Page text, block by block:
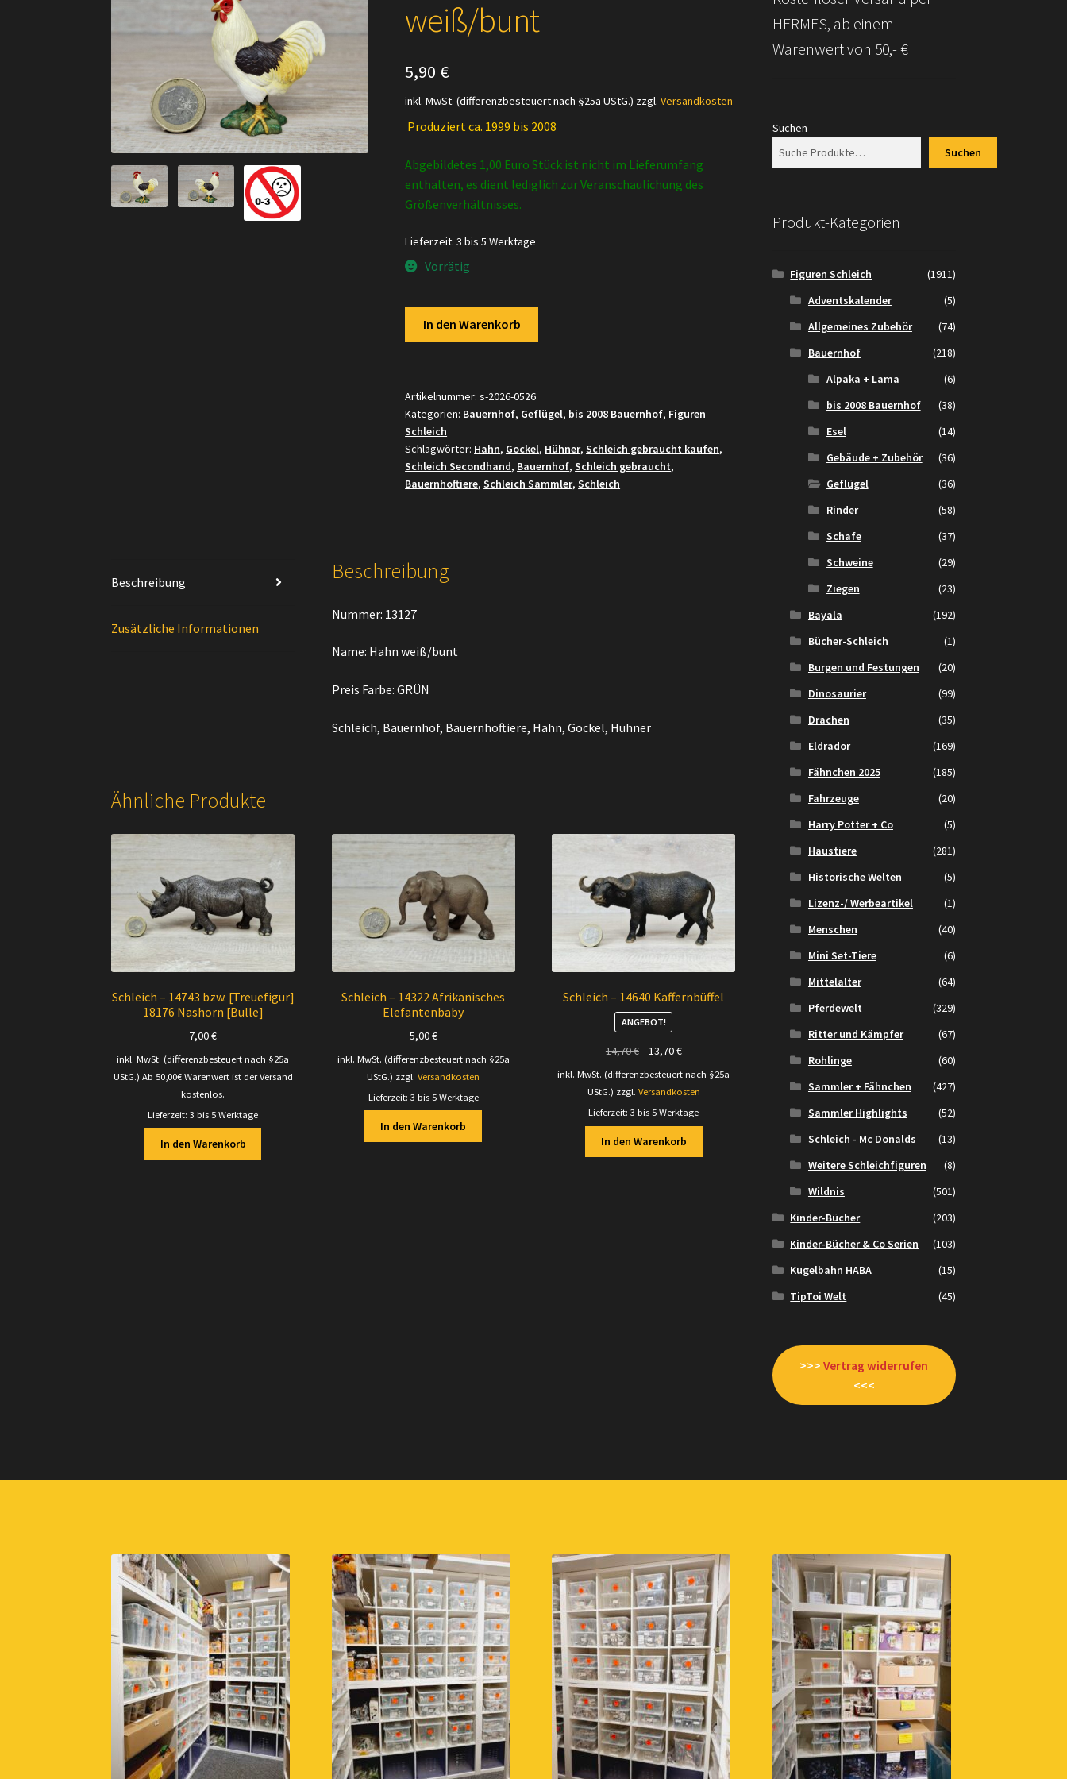
weiß/bunt
5,90 €
inkl. MwSt. (differenzbesteuert nach §25a UStG.) zzgl.Versandkosten
Produziert ca. 1999 bis 2008
Abgebildetes 1,00 Euro Stück ist nicht im Lieferumfang
enthalten, es dient lediglich zur Veranschaulichung des
Größenverhältnisses.
Lieferzeit:3 bis 5 Werktage
Vorrätig
weiß/bunt
Menge
In den Warenkorb
Artikelnummer:s-2026-0526
Kategorien: Bauernhof, Geflügel, bis 2008 Bauernhof, Figuren
Schleich
Schlagwörter: Hahn, Gockel, Hühner,Schleich gebraucht kaufen,
Schleich Secondhand, Bauernhof,Schleich gebraucht,
Bauernhoftiere,Schleich Sammler,Schleich
Beschreibung
Zusätzliche Informationen
Beschreibung
Nummer: 13127
Name: Hahn weiß/bunt
Preis Farbe: GRÜN
Schleich, Bauernhof, Bauernhoftiere, Hahn, Gockel, Hühner
Ähnliche Produkte
Schleich – 14743 bzw. [Treuefigur]
18176 Nashorn [Bulle]
7,00€
inkl. MwSt. (differenzbesteuert nach §25a
UStG.) Ab 50,00€ Warenwert ist der Versand
kostenlos.
Lieferzeit:3 bis 5 Werktage
In den Warenkorb
Schleich – 14322 Afrikanisches
Elefantenbaby
5,00€
inkl. MwSt. (differenzbesteuert nach §25a
UStG.) zzgl.Versandkosten
Lieferzeit: 3 bis 5 Werktage
In den Warenkorb
Schleich – 14640 Kaffernbüffel
ANGEBOT!
14,70€
Ursprünglicher
13,70€Aktueller
inkl. MwSt. (differenzbesteuert nach §25a
UStG.) zzgl. Versandkosten
Lieferzeit:3 bis 5 Werktage
In den Warenkorb
HERMES, ab einem
Warenwert von 50,- €
Suchen
Suchen
Produkt-Kategorien
Figuren Schleich
(1911)
Adventskalender
(5)
Allgemeines Zubehör
(74)
Bauernhof
(218)
Alpaka + Lama
(6)
bis 2008 Bauernhof
(38)
Esel
(14)
Gebäude + Zubehör
(36)
Geflügel
(36)
Rinder
(58)
Schafe
(37)
Schweine
(29)
Ziegen
(23)
Bayala
(192)
Bücher-Schleich
(1)
Burgen und Festungen
(20)
Dinosaurier
(99)
Drachen
(35)
Eldrador
(169)
Fähnchen 2025
(185)
Fahrzeuge
(20)
Harry Potter + Co
(5)
Haustiere
(281)
Historische Welten
(5)
Lizenz-/ Werbeartikel
(1)
Menschen
(40)
Mini Set-Tiere
(6)
Mittelalter
(64)
Pferdewelt
(329)
Ritter und Kämpfer
(67)
Rohlinge
(60)
Sammler + Fähnchen
(427)
Sammler Highlights
(52)
Schleich - Mc Donalds
(13)
Weitere Schleichfiguren
(8)
Wildnis
(501)
Kinder-Bücher
(203)
Kinder-Bücher & Co Serien
(103)
Kugelbahn HABA
(15)
TipToi Welt
(45)
>>>Vertrag widerrufen
<<<